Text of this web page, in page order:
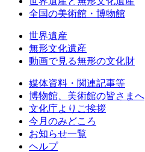
全国の美術館・博物館
世界遺産
無形文化遺産
動画で見る無形の文化財
媒体資料・関連記事等
博物館、美術館の皆さまへ
文化庁よりご挨拶
今月のみどころ
お知らせ一覧
ヘルプ